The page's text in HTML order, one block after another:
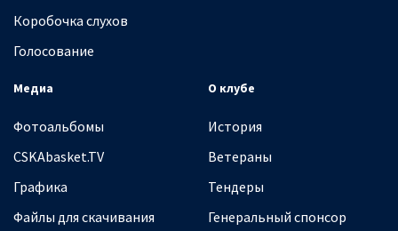
Коробочка слухов
Голосование
Медиа
Фотоальбомы
CSKAbasket.TV
Графика
Файлы для скачивания
О клубе
История
Ветераны
Тендеры
Генеральный спонсор